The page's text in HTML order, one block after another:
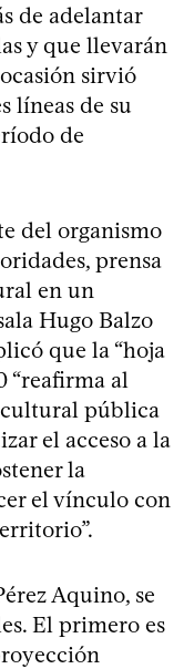
de adelantar
y que llevarán
sirvió
líneas de su
de
del organismo
prensa
en un
Hugo Balzo
que la “hoja
“reafirma al
pública
el acceso a la
la
el vínculo con
Aquino, se
El primero es